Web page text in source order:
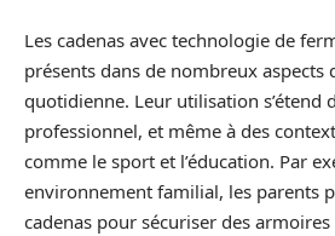
Les cadenas avec technologie de
présents dans de nombreux aspects
quotidienne. Leur utilisation s’étend
professionnel, et même à des
comme le sport et l’éducation. Par
environnement familial, les parents
cadenas pour sécuriser des